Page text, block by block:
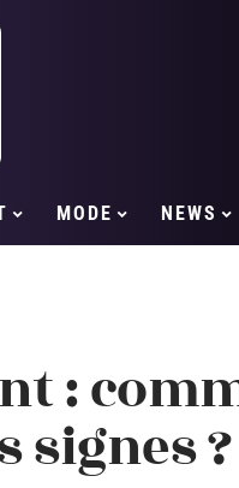
MODE NEWS
:
signes ?